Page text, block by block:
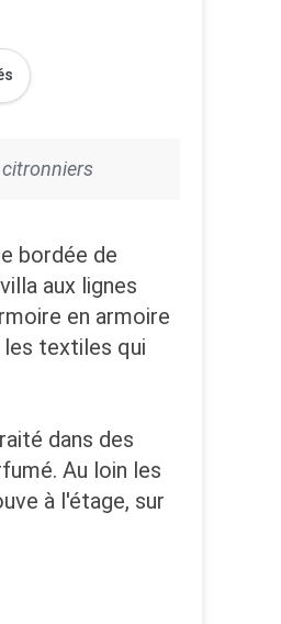
citronniers
bordée de
aux lignes
en armoire
textiles qui
dans des
Au loin les
à l'étage, sur